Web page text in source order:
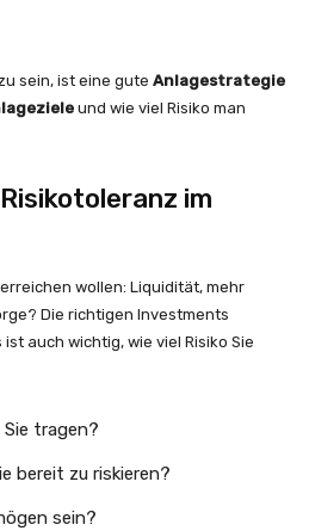
sein, ist eine gute Anlagestrategie
und wie viel Risiko man
im
wollen: Liquidität, mehr
Die richtigen Investments
auch wichtig, wie viel Risiko Sie
Sie tragen?
bereit zu riskieren?
sein?